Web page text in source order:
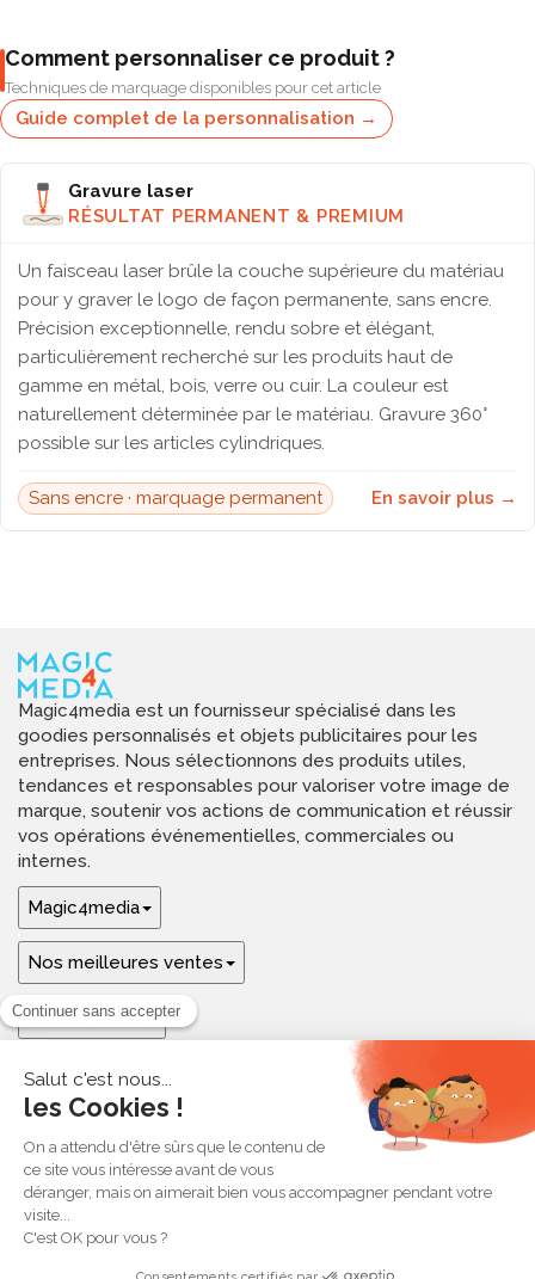
Comment personnaliser ce produit ?
Techniques de marquage disponibles pour cet article
Guide complet de la personnalisation →
Gravure laser
RÉSULTAT PERMANENT & PREMIUM
Un faisceau laser brûle la couche supérieure du matériau
pour y graver le logo de façon permanente, sans encre.
Précision exceptionnelle, rendu sobre et élégant,
particulièrement recherché sur les produits haut de
gamme en métal, bois, verre ou cuir. La couleur est
naturellement déterminée par le matériau. Gravure 360°
possible sur les articles cylindriques.
Sans encre · marquage permanent En savoir plus →
Magic4media est un fournisseur spécialisé dans les
goodies personnalisés et objets publicitaires pour les
entreprises. Nous sélectionnons des produits utiles,
tendances et responsables pour valoriser votre image de
marque, soutenir vos actions de communication et réussir
vos opérations événementielles, commerciales ou
internes.
Magic4media
Nos meilleures ventes
Guides & aide
Ressources & inspirations